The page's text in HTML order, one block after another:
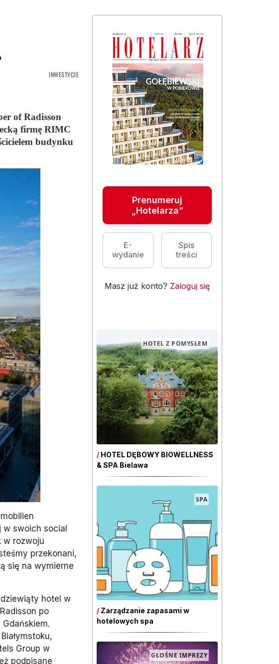
INWESTYCJE
of Radisson
firmę RIMC
budynku
w swoich social
w rozwoju
przekonani,
się na wymierne
hotel w
po
Group w
podpisane
Prenumeruj
„Hotelarza”
E-
wydanie
Spis
treści
Masz już konto? Zaloguj się
HOTEL Z POMYSŁEM
/ HOTEL DĘBOWY BIOWELLNESS
& SPA Bielawa
SPA
/ Zarządzanie zapasami w
hotelowych spa
GŁOŚNE IMPREZY